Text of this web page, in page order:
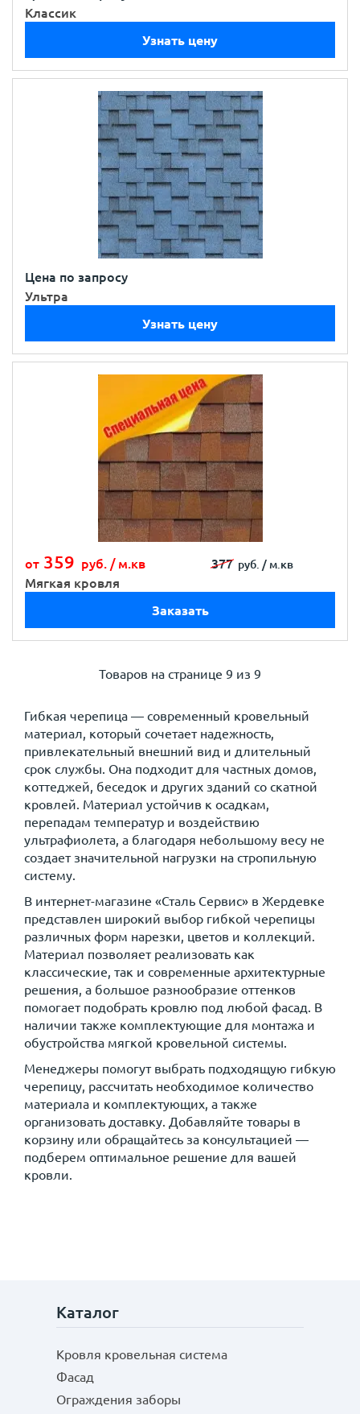
Классик
Узнать цену
Цена по запросу
Ультра
Узнать цену
от 359 руб. / м.кв 377руб. / м.кв
Мягкая кровля
Заказать
Товаров на странице 9 из 9
Гибкая черепица — современный кровельный
материал, который сочетает надежность,
привлекательный внешний вид и длительный
срок службы. Она подходит для частных домов,
коттеджей, беседок и других зданий со скатной
кровлей. Материал устойчив к осадкам,
перепадам температур и воздействию
ультрафиолета, а благодаря небольшому весу не
создает значительной нагрузки на стропильную
систему.
В интернет-магазине «Сталь Сервис» в Жердевке
представлен широкий выбор гибкой черепицы
различных форм нарезки, цветов и коллекций.
Материал позволяет реализовать как
классические, так и современные архитектурные
решения, а большое разнообразие оттенков
помогает подобрать кровлю под любой фасад. В
наличии также комплектующие для монтажа и
обустройства мягкой кровельной системы.
Менеджеры помогут выбрать подходящую гибкую
черепицу, рассчитать необходимое количество
материала и комплектующих, а также
организовать доставку. Добавляйте товары в
корзину или обращайтесь за консультацией —
подберем оптимальное решение для вашей
кровли.
Каталог
Кровля кровельная система
Фасад
Ограждения заборы